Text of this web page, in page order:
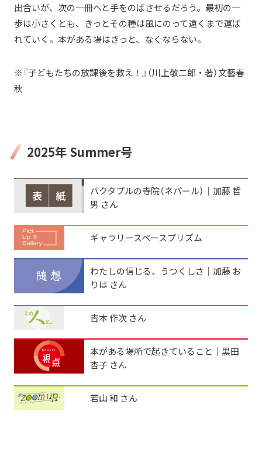
出合いが、次の一冊へと手をのばさせるだろう。最初の一
歩は小さくとも、きっとその種は風にのって遠くまで運ば
れていく。本がある場はきっと、なくならない。
※『子どもたちの放課後を救え！』（川上敬二郎・著）文藝春
秋
2025年 Summer号
バクタプルの寺院（ネパール）│加藤 哲
男 さん
ギャラリースペースプリズム
わたしの信じる、うつくしさ│加藤 お
りは さん
𠮷本 作次 さん
本がある場所で起きていること│黒田
杏子 さん
若山 和 さん